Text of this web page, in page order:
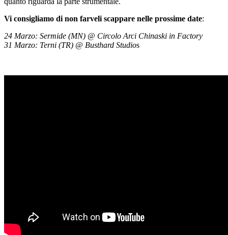
Vi consigliamo di non farveli scappare nelle prossime date:
24 Marzo: Sermide (MN) @ Circolo Arci Chinaski in Factory
31 Marzo: Terni (TR) @ Busthard Studios